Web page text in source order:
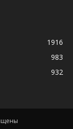
1916
983
932